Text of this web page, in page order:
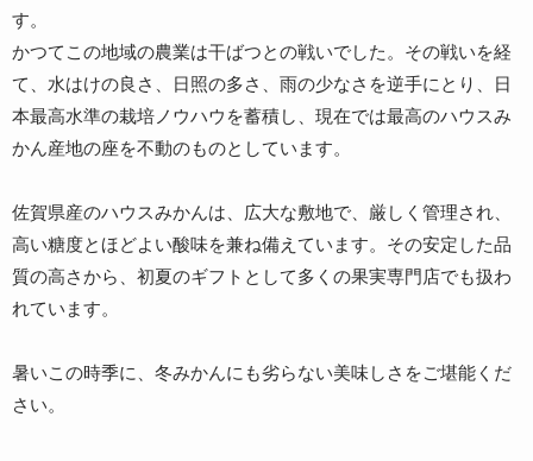
す。
かつてこの地域の農業は干ばつとの戦いでした。その戦いを経
て、水はけの良さ、日照の多さ、雨の少なさを逆手にとり、日
本最高水準の栽培ノウハウを蓄積し、現在では最高のハウスみ
かん産地の座を不動のものとしています。
佐賀県産のハウスみかんは、広大な敷地で、厳しく管理され、
高い糖度とほどよい酸味を兼ね備えています。その安定した品
質の高さから、初夏のギフトとして多くの果実専門店でも扱わ
れています。
暑いこの時季に、冬みかんにも劣らない美味しさをご堪能くだ
さい。